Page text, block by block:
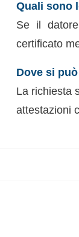
Quali sono
Se il
certificato
Dove si
La richiesta
attestazioni